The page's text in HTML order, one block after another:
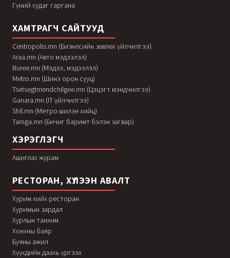
Гүний худаг гаргана
ХАМТРАГЧ САЙТУУД
Centropolis.mn (Бизнесийн зөвлөх үйлчилгээ)
Araa.mn (Авто мэдээлэл)
Buree.mn (Мэдээ, мэдээлэл)
Metro.mn (Шинэ орон сууц)
Tsetsegtmendchilgee.mn (Цэцэгт мэндчилгээ)
Ganara.mn (IT үйлчилгээ)
Shil.mn (Метро шилэн хийц)
Tamga.mn (Бичиг баримт бэлэн загвар)
ХЭРЭГЛЭГЧ
Ашиглах журам
РЕСТОРАН, ХҮЛЭЭН АВАЛТ
Хурим хийх ресторан
Хуримын зардал
Хурлын танхим
Хонхны баяр
Буяны ажил
Хүүхдийн даахь үргээх